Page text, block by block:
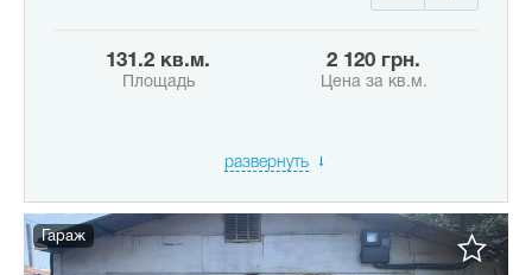
131.2 кв.м.
Площадь
2 120 грн.
Цена за кв.м.
развернуть
Гараж